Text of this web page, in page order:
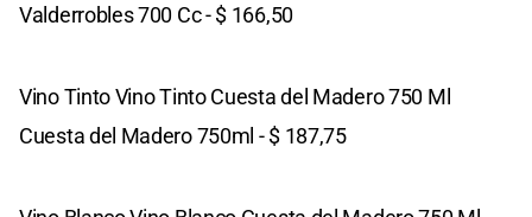
Valderrobles 700 Cc - $ 166,50
Vino Tinto Vino Tinto Cuesta del Madero 750 Ml
Cuesta del Madero 750ml - $ 187,75